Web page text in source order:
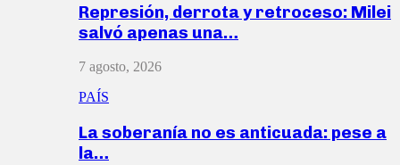
Represión, derrota y retroceso: Milei
salvó apenas una…
7 agosto, 2026
PAÍS
La soberanía no es anticuada: pese a
la…